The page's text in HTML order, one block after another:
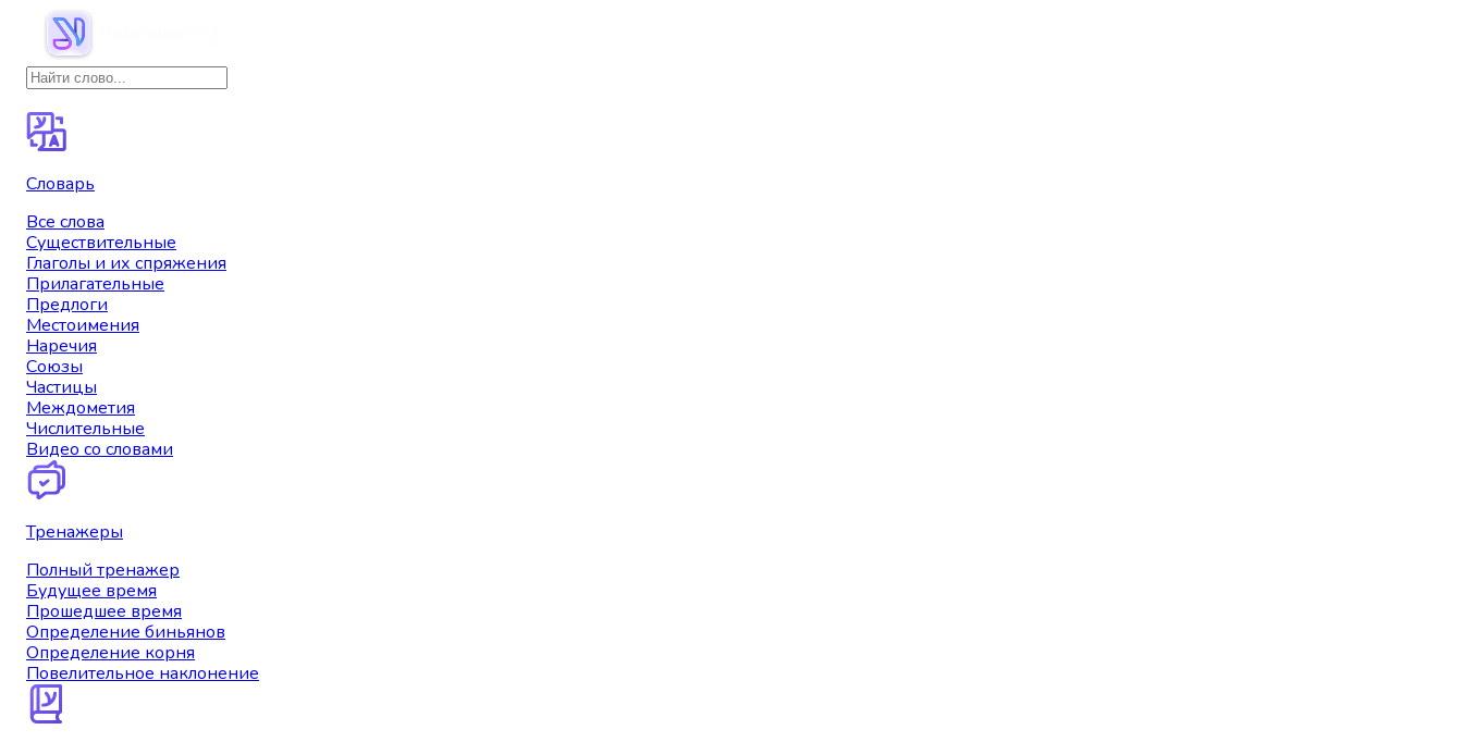
Словарь
Все слова
Существительные
Глаголы и их спряжения
Прилагательные
Предлоги
Местоимения
Наречия
Союзы
Частицы
Междометия
Числительные
Видео со словами
Тренажеры
Полный тренажер
Будущее время
Прошедшее время
Определение биньянов
Определение корня
Повелительное наклонение